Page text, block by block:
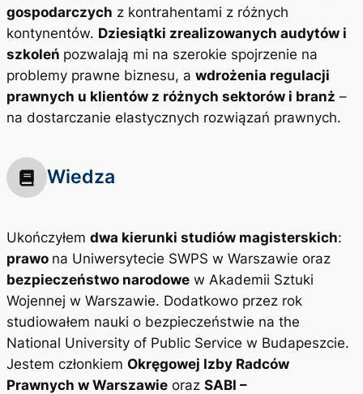
gospodarczych z kontrahentami z różnych
kontynentów. Dziesiątki zrealizowanych audytów i
szkoleń pozwalają mi na szerokie spojrzenie na
problemy prawne biznesu, a wdrożenia regulacji
prawnych u klientów z różnych sektorów i branż –
na dostarczanie elastycznych rozwiązań prawnych.
Wiedza
Ukończyłem dwa kierunki studiów magisterskich:
prawo na Uniwersytecie SWPS w Warszawie oraz
bezpieczeństwo narodowe w Akademii Sztuki
Wojennej w Warszawie. Dodatkowo przez rok
studiowałem nauki o bezpieczeństwie na the
National University of Public Service w Budapeszcie.
Jestem członkiem Okręgowej Izby Radców
Prawnych w Warszawie oraz SABI –